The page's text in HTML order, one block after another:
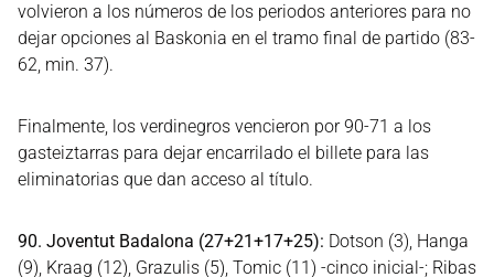
volvieron a los números de los periodos anteriores para no
dejar opciones al Baskonia en el tramo final de partido (83-
62, min. 37).
Finalmente, los verdinegros vencieron por 90-71 a los
gasteiztarras para dejar encarrilado el billete para las
eliminatorias que dan acceso al título.
90. Joventut Badalona (27+21+17+25): Dotson (3), Hanga
(9), Kraag (12), Grazulis (5), Tomic (11) -cinco inicial-; Ribas